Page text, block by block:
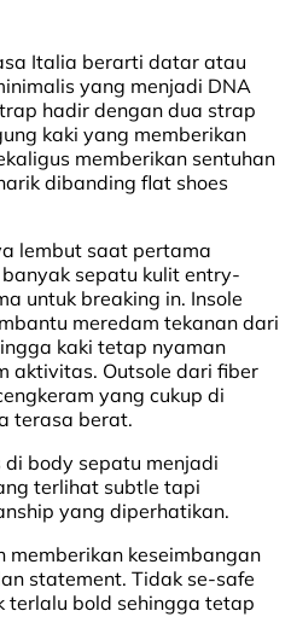
Italia berarti datar atau
yang menjadi DNA
hadir dengan dua strap
kaki yang memberikan
memberikan sentuhan
dibanding flat shoes
lembut saat pertama
sepatu kulit entry-
untuk breaking in. Insole
meredam tekanan dari
kaki tetap nyaman
aktivitas. Outsole dari fiber
yang cukup di
terasa berat.
body sepatu menjadi
terlihat subtle tapi
yang diperhatikan.
keseimbangan
statement. Tidak se-safe
terlalu bold sehingga tetap